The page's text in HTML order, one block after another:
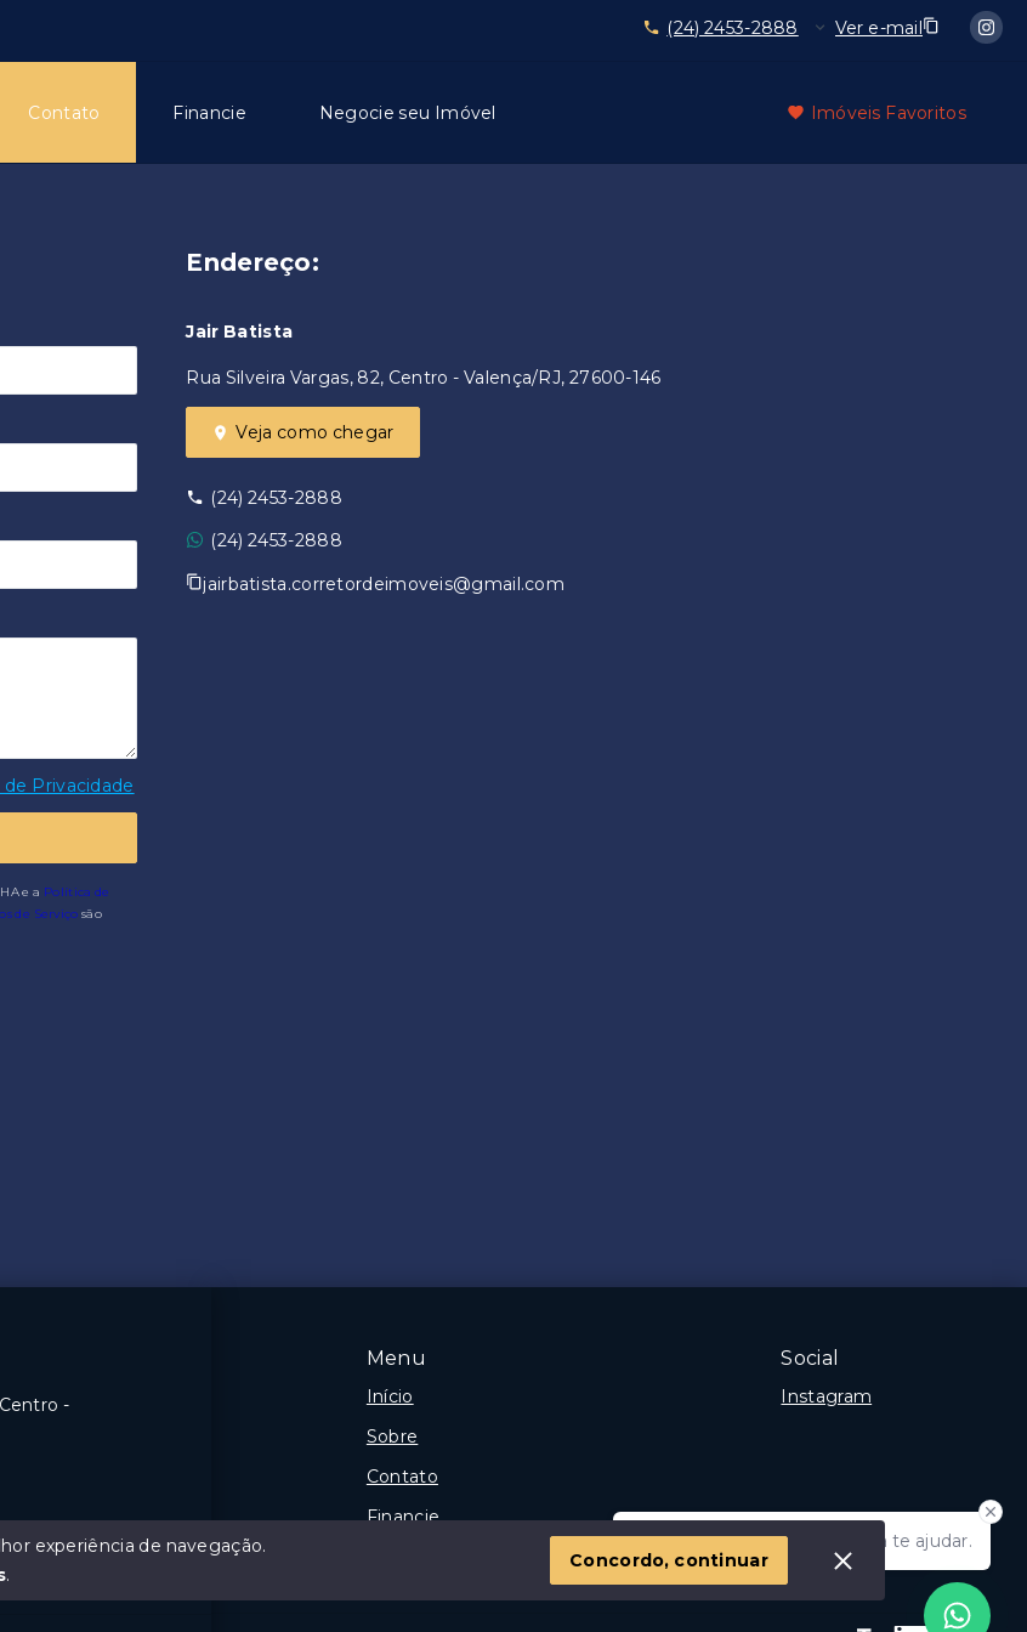
(24) 2453-2888 Ver e-mail
Contato Financie Negocie seu Imóvel Imóveis Favoritos
de Privacidade
e a Política de
de Serviço são
Endereço:
Jair Batista
Rua Silveira Vargas, 82, Centro - Valença/RJ, 27600-146
Veja como chegar
(24) 2453-2888
(24) 2453-2888
jairbatista.corretordeimoveis@gmail.com
Menu
Início
Sobre
Contato
Financie
Social
Instagram
-
Olá! Estamos disponíveis para te ajudar.
experiência de navegação.
.
Concordo, continuar